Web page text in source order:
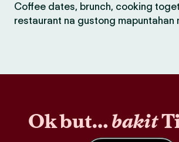
Coffee dates, brunch, cooking
restaurant na gustong mapuntahan
Ok but…bakit